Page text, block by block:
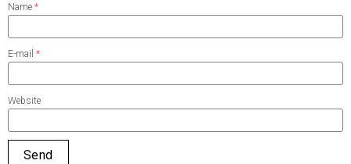
Name *
E-mail *
Website